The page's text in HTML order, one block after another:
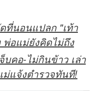
ที่นอนแปลก "เท้า
พ่อแม่ยังคิดไม่ถึง
บคอ-ไม่กินข้าว เล่า
ม่แจ้งตำรวจทันที!